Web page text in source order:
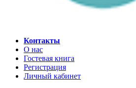
Контакты
О нас
Гостевая книга
Регистрация
Личный кабинет